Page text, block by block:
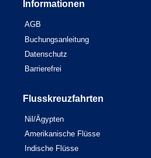
Informationen
AGB
Buchungsanleitung
Datenschutz
Barrierefrei
Flusskreuzfahrten
Nil/Ägypten
Amerikanische Flüsse
Indische Flüsse